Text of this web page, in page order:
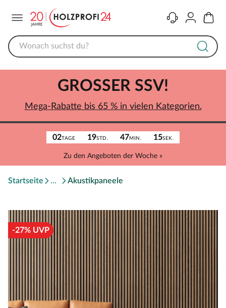
KontaktKonto
02TAGE 19STD. 47MIN. 15SEK.
Zu den Angeboten der Woche »
GROSSER SSV!
Mega-Rabatte bis 65 % in vielen Kategorien.
Startseite Akustikpaneele
-27% UVP